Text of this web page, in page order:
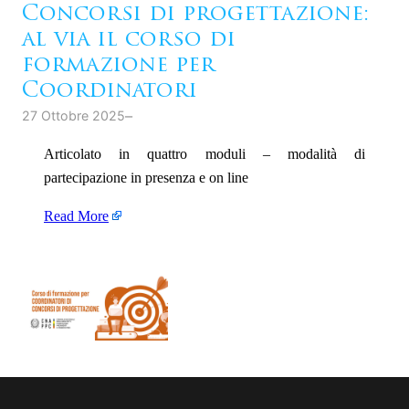
Concorsi di progettazione:
al via il corso di
formazione per
Coordinatori
27 Ottobre 2025–
Articolato in quattro moduli – modalità di
partecipazione in presenza e on line
Read More